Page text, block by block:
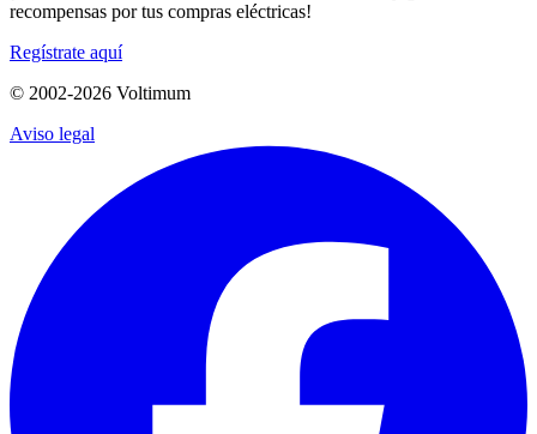
recompensas por tus compras eléctricas!
Regístrate aquí
© 2002-2026 Voltimum
Aviso legal